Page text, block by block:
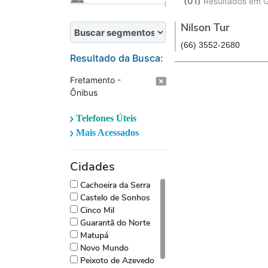
Resultado da Busca:
Fretamento -
Ônibus
Telefones Úteis
Mais Acessados
Cidades
Cachoeira da Serra
Castelo de Sonhos
Cinco Mil
Guarantã do Norte
Matupá
Novo Mundo
Peixoto de Azevedo
Nilson Tur
(66) 3552-2680